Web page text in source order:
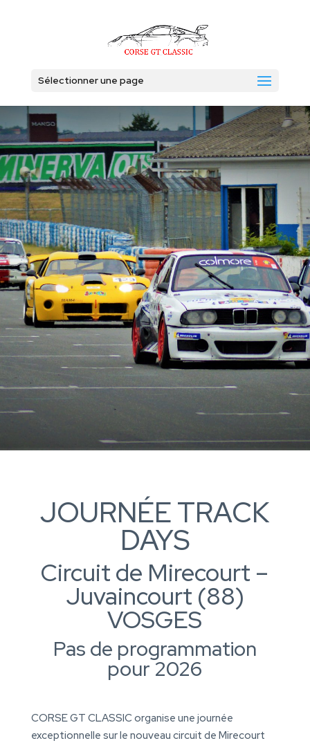
Sélectionner une page
JOURNÉE TRACK
DAYS
Circuit de Mirecourt –
Juvaincourt (88)
VOSGES
Pas de programmation
pour 2026
CORSE GT CLASSIC organise une journée
exceptionnelle sur le nouveau circuit de Mirecourt